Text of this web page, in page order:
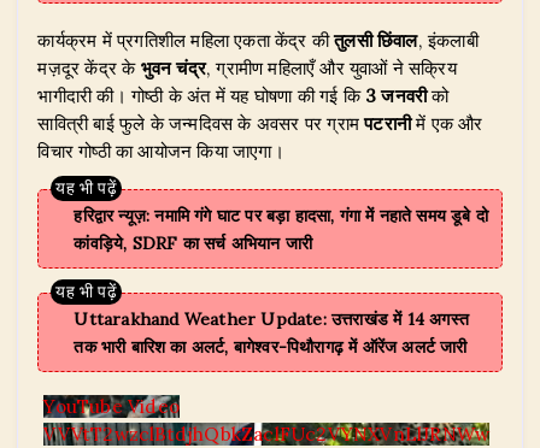
कार्यक्रम में प्रगतिशील महिला एकता केंद्र कीतुलसी छिंवाल, इंकलाबी
मज़दूर केंद्र के भुवन चंद्र, ग्रामीण महिलाएँ और युवाओं ने सक्रिय
भागीदारी की। गोष्ठी के अंत में यह घोषणा की गई कि 3 जनवरीको
सावित्री बाई फुले के जन्मदिवस के अवसर पर ग्रामपटरानीमें एक और
विचार गोष्ठी का आयोजन किया जाएगा।
हरिद्वार न्यूज़: नमामि गंगे घाट पर बड़ा हादसा, गंगा में नहाते समय डूबे दो
कांवड़िये, SDRF का सर्च अभियान जारी
Uttarakhand Weather Update: उत्तराखंड में 14 अगस्त
तक भारी बारिश का अलर्ट, बागेश्वर-पिथौरागढ़ में ऑरेंज अलर्ट जारी
YouTube Video
VVVtT2wzclBtdjhQbkZaclFUc2VYNXVnLlJRNWw